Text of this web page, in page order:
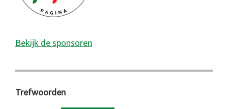
Bekijk de sponsoren
Trefwoorden